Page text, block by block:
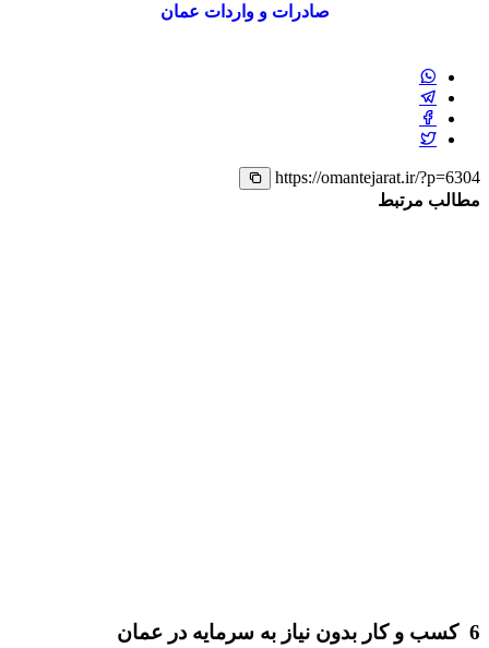
صادرات و واردات عمان
https://omantejarat.ir/?p=6304
مطالب مرتبط
6 کسب و کار بدون نیاز به سرمایه در عمان